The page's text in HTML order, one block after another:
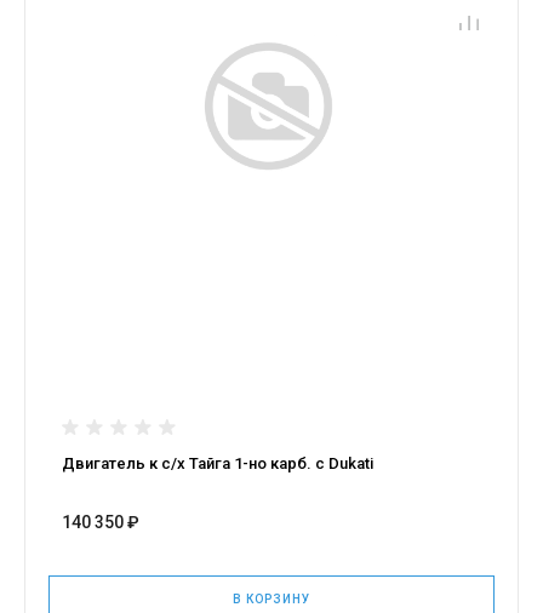
Двигатель к с/х Тайга 1-но карб. с Dukati
140 350 ₽
В КОРЗИНУ